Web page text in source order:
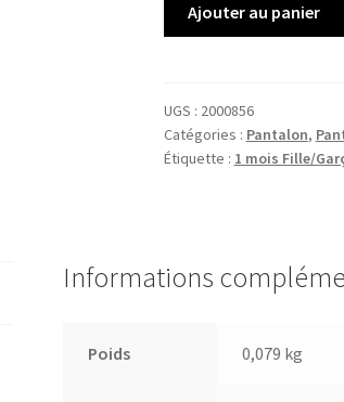
Ajouter au panier
UGS : 2000856
Catégories : Pantalon,
Étiquette : 1 mois Fille/
Informations
Poids 0,079 kg